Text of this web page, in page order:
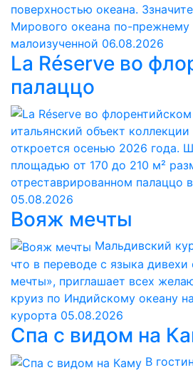
поверхностью океана.
Мирового океана по-прежнему
малоизученной 06.08.2026
La Réserve во
палаццо
итальянский объект коллекции
откроется осенью 2026 года.
площадью от 170 до 210 м²
отреставрированном палаццо
05.08.2026
Вояж мечты
Мальдивский
что в переводе с языка дивехи
мечты», приглашает всех
круиз по Индийскому океану
курорта 05.08.2026
Спа с видом на
В